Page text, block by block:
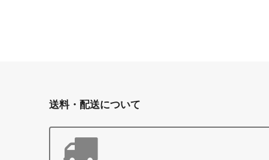
送料・配送について